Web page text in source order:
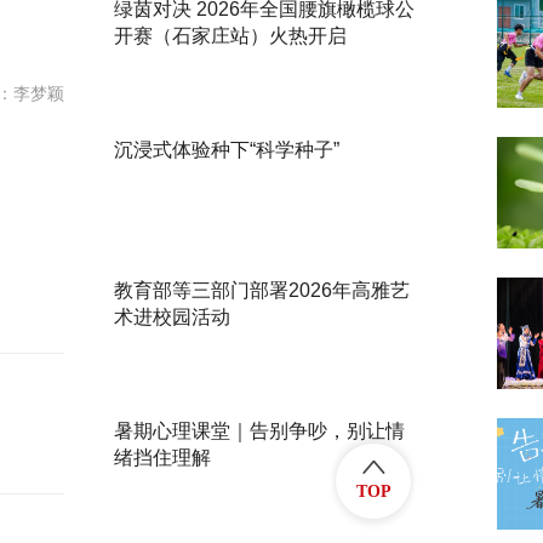
李梦颖
绿茵对决 2026年全国腰旗橄榄球公
开赛（石家庄站）火热开启
沉浸式体验种下“科学种子”
教育部等三部门部署2026年高雅艺
术进校园活动
暑期心理课堂｜告别争吵，别让情
绪挡住理解
TOP